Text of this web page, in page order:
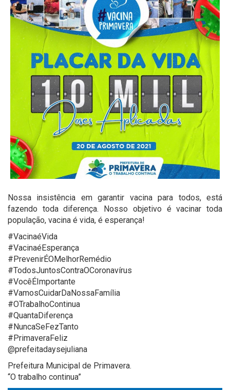
Nossa insistência em garantir vacina para todos, está
fazendo toda diferença. Nosso objetivo é vacinar toda
população, vacina é vida, é esperança!
#VacinaéVida
#VacinaéEsperança
#PrevenirÉOMelhorRemédio
#TodosJuntosContraOCoronavírus
#VocêÉImportante
#VamosCuidarDaNossaFamília
#OTrabalhoContinua
#QuantaDiferença
#NuncaSeFezTanto
#PrimaveraFeliz
@prefeitadaysejuliana
Prefeitura Municipal de Primavera.
“O trabalho continua”